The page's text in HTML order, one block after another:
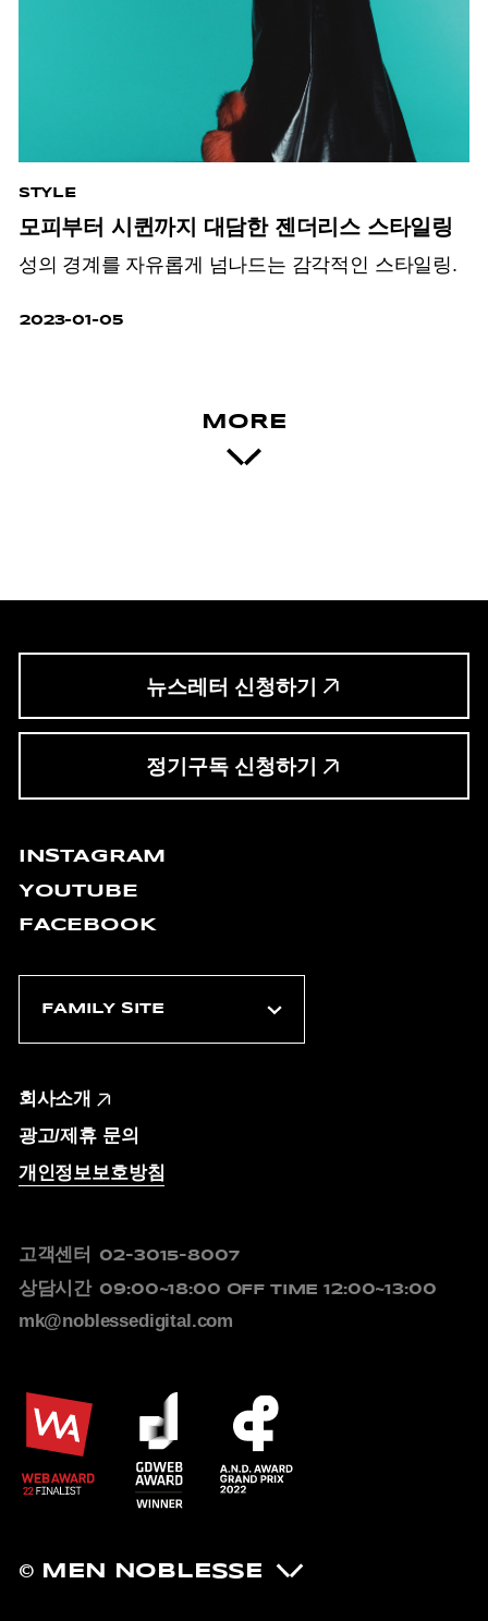
STYLE
모피부터 시퀸까지 대담한 젠더리스 스타일링
성의 경계를 자유롭게 넘나드는 감각적인 스타일링.
2023-01-05
MORE
뉴스레터 신청하기
정기구독 신청하기
INSTAGRAM
YOUTUBE
FACEBOOK
회사소개
광고/제휴 문의
개인정보보호방침
고객센터 02-3015-8007
상담시간 09:00~18:00 OFF TIME 12:00~13:00
mk@noblessedigital.com
© MEN NOBLESSE